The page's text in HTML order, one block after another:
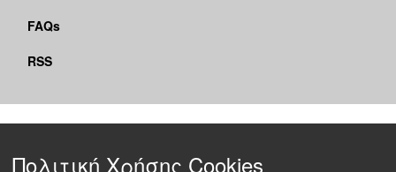
FAQs
RSS
Πολιτική Χρήσης Cookies